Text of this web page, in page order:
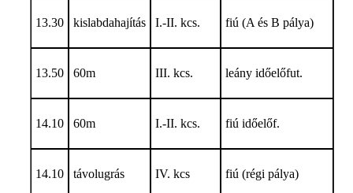
13.30 kislabdahajítás I.-II. kcs. fiú (A és B pálya)
13.50 60m III. kcs. leány időelőfut.
14.10 60m I.-II. kcs. fiú időelőf.
14.10 távolugrás IV. kcs fiú (régi pálya)